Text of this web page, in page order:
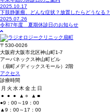
2025.10.17
下肢静脈瘤、どんな症状？放置したらどうなる？
2025.07.26
令和7年度 夏期休診日のお知らせ
〒530-0026
大阪府大阪市北区神山町1-7
アーバネックス神山町ビル
（扇町メディックスモール）2階
アクセス
診療時間
月 火 水 木金 土 日
●
● ● ▲ ○ ▲ ■
●9：00～19：00
▲9：00～17：00